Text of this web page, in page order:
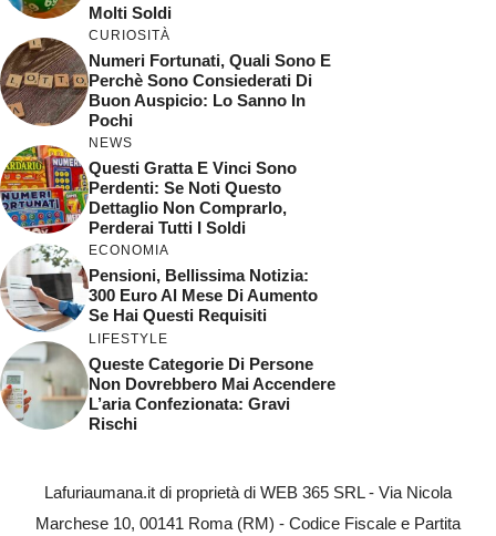
Molti Soldi
CURIOSITÀ
Numeri Fortunati, Quali Sono E
Perchè Sono Consiederati Di
Buon Auspicio: Lo Sanno In
Pochi
NEWS
Questi Gratta E Vinci Sono
Perdenti: Se Noti Questo
Dettaglio Non Comprarlo,
Perderai Tutti I Soldi
ECONOMIA
Pensioni, Bellissima Notizia:
300 Euro Al Mese Di Aumento
Se Hai Questi Requisiti
LIFESTYLE
Queste Categorie Di Persone
Non Dovrebbero Mai Accendere
L’aria Confezionata: Gravi
Rischi
Lafuriaumana.it di proprietà di WEB 365 SRL - Via Nicola
Marchese 10, 00141 Roma (RM) - Codice Fiscale e Partita